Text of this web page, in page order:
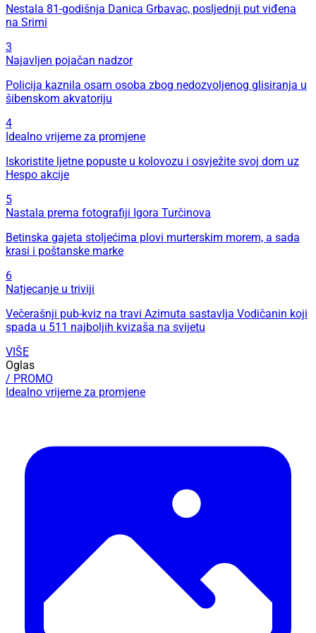
Nestala 81-godišnja Danica Grbavac, posljednji put viđena
na Srimi
3
Najavljen pojačan nadzor
Policija kaznila osam osoba zbog nedozvoljenog glisiranja u
šibenskom akvatoriju
4
Idealno vrijeme za promjene
Iskoristite ljetne popuste u kolovozu i osvježite svoj dom uz
Hespo akcije
5
Nastala prema fotografiji Igora Turčinova
Betinska gajeta stoljećima plovi murterskim morem, a sada
krasi i poštanske marke
6
Natjecanje u triviji
Večerašnji pub-kviz na travi Azimuta sastavlja Vodičanin koji
spada u 511 najboljih kvizaša na svijetu
VIŠE
Oglas
/ PROMO
Idealno vrijeme za promjene